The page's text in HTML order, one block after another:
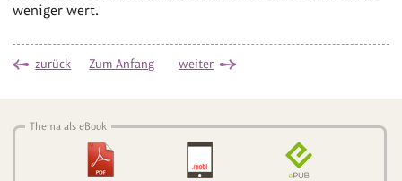
weniger wert.
zurück Zum Anfang weiter
Thema als eBook